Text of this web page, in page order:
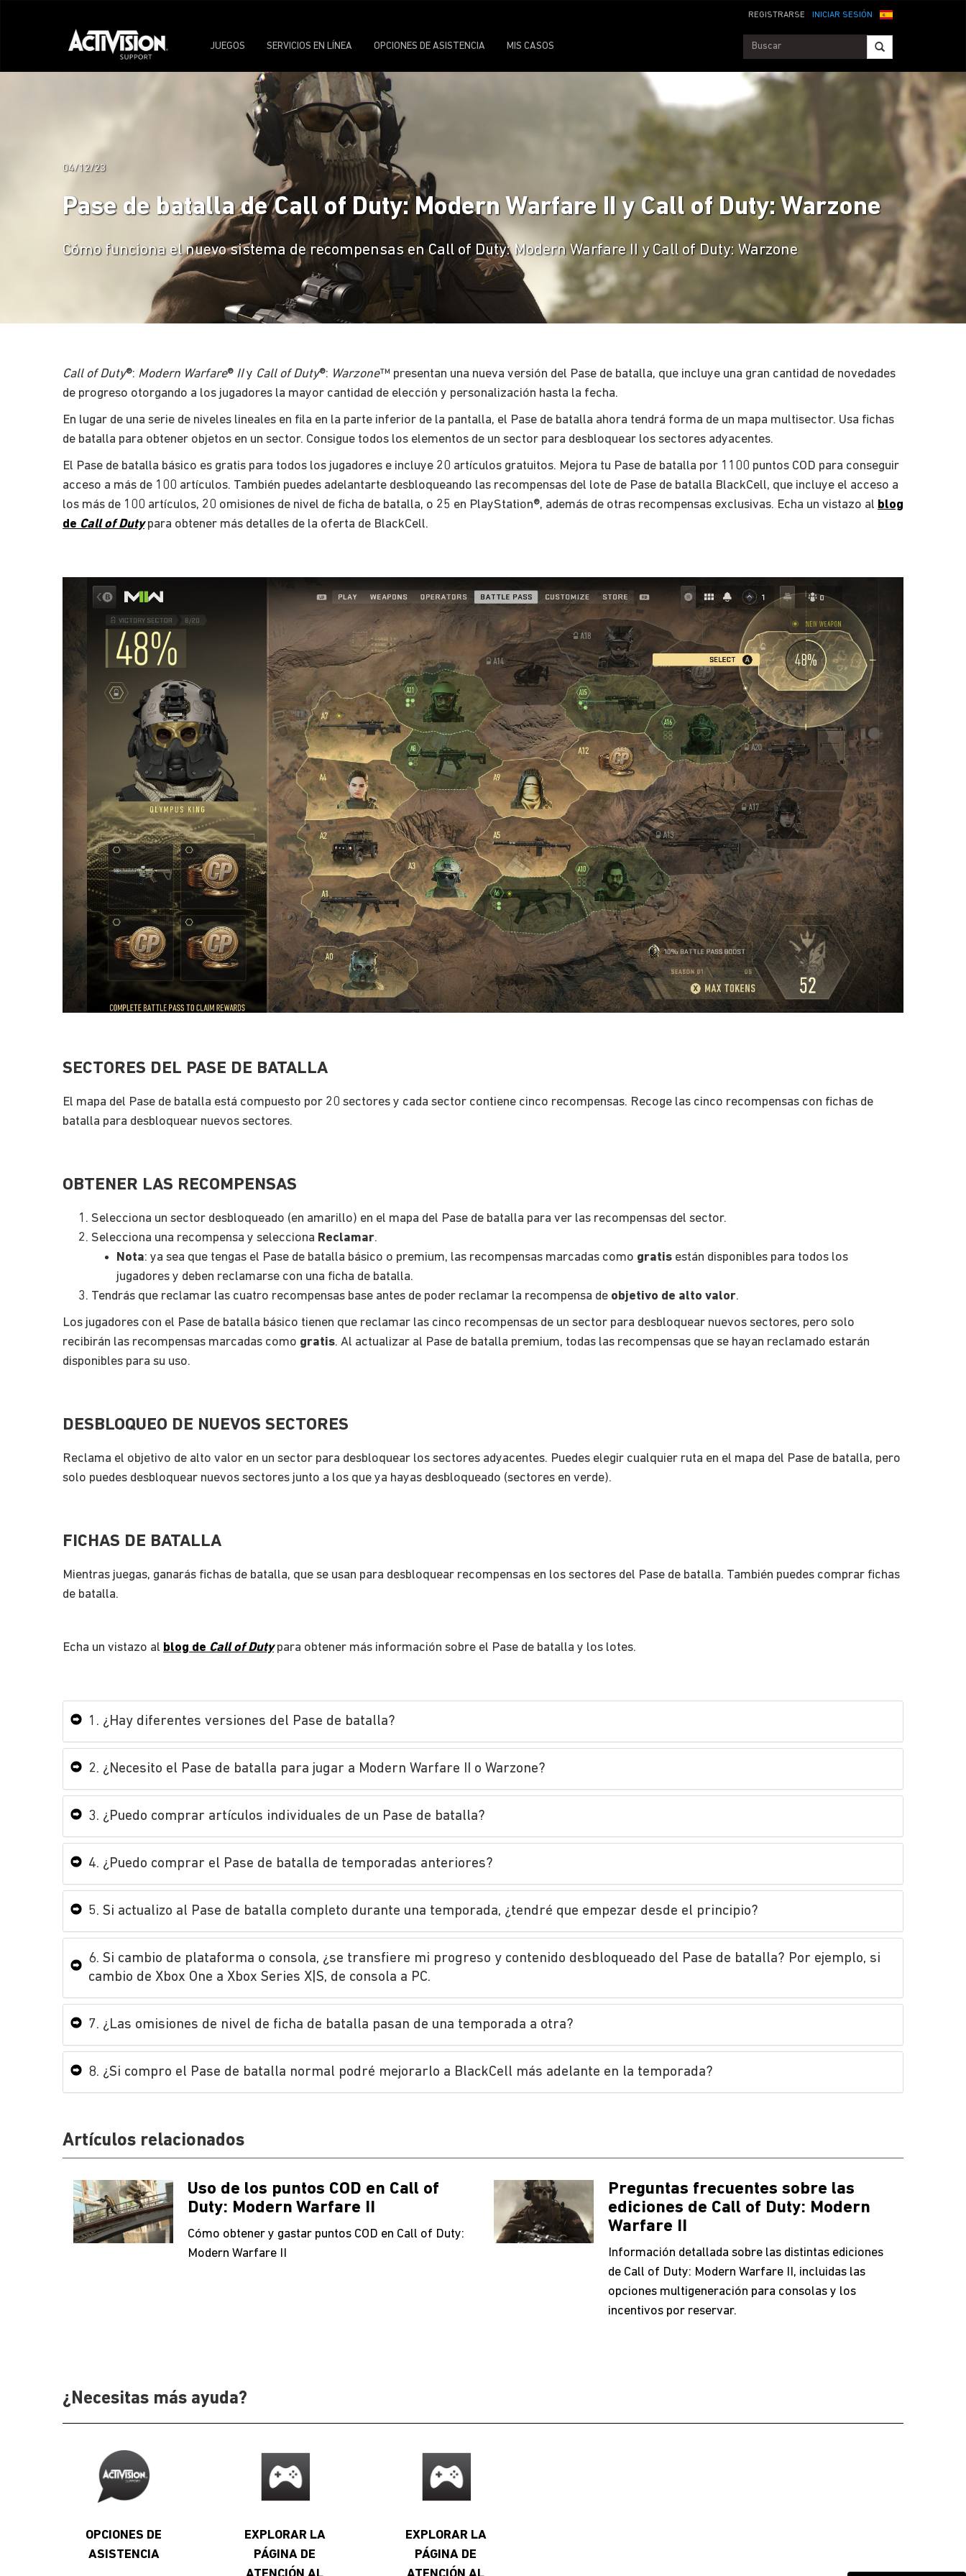
INICIAR SESIÓN
REGISTRARSE
JUEGOS SERVICIOS EN LÍNEA OPCIONES DE ASISTENCIA MIS CASOS
04/12/23
Pase de batalla de Call of Duty: Modern Warfare II y Call of Duty: Warzone
Cómo funciona el nuevo sistema de recompensas en Call of Duty: Modern Warfare II y Call of Duty: Warzone
Call of Duty®: Modern Warfare® IIy Call of Duty®: Warzone™ presentan una nueva versión del Pase de batalla, que incluye una gran cantidad de novedades
de progreso otorgando a los jugadores la mayor cantidad de elección y personalización hasta la fecha.
En lugar de una serie de niveles lineales en fila en la parte inferior de la pantalla, el Pase de batalla ahora tendrá forma de un mapa multisector. Usa fichas
de batalla para obtener objetos en un sector. Consigue todos los elementos de un sector para desbloquear los sectores adyacentes.
El Pase de batalla básico es gratis para todos los jugadores e incluye 20 artículos gratuitos. Mejora tu Pase de batalla por 1100 puntos COD para conseguir
acceso a más de 100 artículos. También puedes adelantarte desbloqueando las recompensas del lote de Pase de batalla BlackCell, que incluye el acceso a
los más de 100 artículos, 20 omisiones de nivel de ficha de batalla, o 25 en PlayStation®, además de otras recompensas exclusivas. Echa un vistazo al blog
de Call of Dutypara obtener más detalles de la oferta de BlackCell.
SECTORES DEL PASE DE BATALLA
El mapa del Pase de batalla está compuesto por 20 sectores y cada sector contiene cinco recompensas. Recoge las cinco recompensas con fichas de
batalla para desbloquear nuevos sectores.
OBTENER LAS RECOMPENSAS
Selecciona un sector desbloqueado (en amarillo) en el mapa del Pase de batalla para ver las recompensas del sector.
Selecciona una recompensa y selecciona Reclamar.
Nota: ya sea que tengas el Pase de batalla básico o premium, las recompensas marcadas como gratis están disponibles para todos los
jugadores y deben reclamarse con una ficha de batalla.
Tendrás que reclamar las cuatro recompensas base antes de poder reclamar la recompensa de objetivo de alto valor.
Los jugadores con el Pase de batalla básico tienen que reclamar las cinco recompensas de un sector para desbloquear nuevos sectores, pero solo
recibirán las recompensas marcadas como gratis. Al actualizar al Pase de batalla premium, todas las recompensas que se hayan reclamado estarán
disponibles para su uso.
DESBLOQUEO DE NUEVOS SECTORES
Reclama el objetivo de alto valor en un sector para desbloquear los sectores adyacentes. Puedes elegir cualquier ruta en el mapa del Pase de batalla, pero
solo puedes desbloquear nuevos sectores junto a los que ya hayas desbloqueado (sectores en verde).
FICHAS DE BATALLA
Mientras juegas, ganarás fichas de batalla, que se usan para desbloquear recompensas en los sectores del Pase de batalla. También puedes comprar fichas
de batalla.
Echa un vistazo al blog de Call of Dutypara obtener más información sobre el Pase de batalla y los lotes.
1. ¿Hay diferentes versiones del Pase de batalla?
2. ¿Necesito el Pase de batalla para jugar a Modern Warfare II o Warzone?
3. ¿Puedo comprar artículos individuales de un Pase de batalla?
4. ¿Puedo comprar el Pase de batalla de temporadas anteriores?
5. Si actualizo al Pase de batalla completo durante una temporada, ¿tendré que empezar desde el principio?
6. Si cambio de plataforma o consola, ¿se transfiere mi progreso y contenido desbloqueado del Pase de batalla? Por ejemplo, si
cambio de Xbox One a Xbox Series X|S, de consola a PC.
7. ¿Las omisiones de nivel de ficha de batalla pasan de una temporada a otra?
8. ¿Si compro el Pase de batalla normal podré mejorarlo a BlackCell más adelante en la temporada?
Artículos relacionados
Uso de los puntos COD en Call of
Duty: Modern Warfare II
Cómo obtener y gastar puntos COD en Call of Duty:
Modern Warfare II
Preguntas frecuentes sobre las
ediciones de Call of Duty: Modern
Warfare II
Información detallada sobre las distintas ediciones
de Call of Duty: Modern Warfare II, incluidas las
opciones multigeneración para consolas y los
incentivos por reservar.
¿Necesitas más ayuda?
OPCIONES DE
ASISTENCIA
EXPLORAR LA
PÁGINA DE
EXPLORAR LA
PÁGINA DE